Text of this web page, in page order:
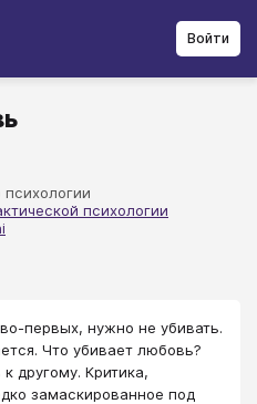
Войти
психологии
первых, нужно не убивать.
Что убивает любовь?
другому. Критика,
замаскированное под